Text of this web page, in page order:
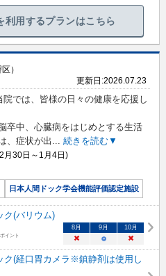
利用するプランはこちら
）
更新日:2026.07.23
院では、皆様の日々の健康を応援し
卒中、心臓病をはじめとする生活
、症状が出
続きを読む▼
月30日～1月4日)
日本人間ドック学会機能評価認定施設
(バリウム)
ポイント
8 月 9 月 10月
× ○ ×
(経口胃カメラ※鎮静剤は使用し